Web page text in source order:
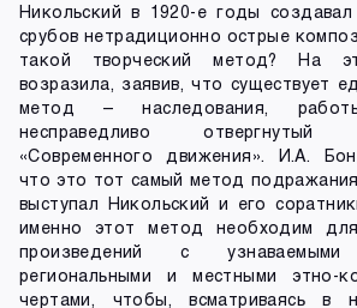
Никольский в 1920-е годы
срубов нетрадиционно острые
такой творческий метод? На
возразила, заявив, что существует
метод – наследования,
несправедливо отвергнутый
«Современного движения». И.А.
что это тот самый метод
выступал Никольский и его
именно этот метод необходим
произведений с узнаваемыми
региональными и местными этно-
чертами, чтобы, всматриваясь в